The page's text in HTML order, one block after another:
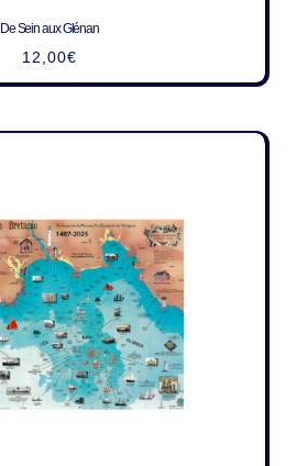
De Sein aux Glénan
12,00€